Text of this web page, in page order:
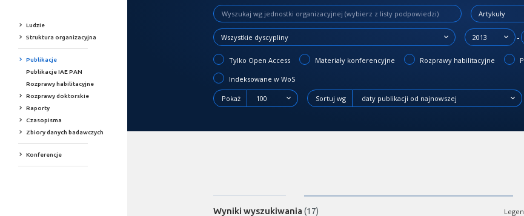
Ludzie
Struktura organizacyjna
Publikacje
Publikacje IAE PAN
Rozprawy habilitacyjne
Rozprawy doktorskie
Raporty
Czasopisma
Zbiory danych badawczych
Konferencje
Artykuły
Wszystkie dyscypliny 2013 -
Tylko Open Access Materiały konferencyjne Rozprawy habilitacyjne
Indeksowane w WoS
Pokaż 100 Sortuj wg daty publikacji od najnowszej
Wyniki wyszukiwania (17)